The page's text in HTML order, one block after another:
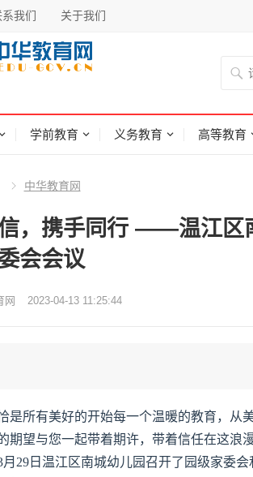
我们 关于我们
学前教育 义务教育 高等教育
中华教育网
，携手同行 ——温江区
会会议
网 2023-04-13 11:25:44
是所有美好的开始每一个温暖的教育，从
期望与您一起带着期许，带着信任在这
月29日温江区南城幼儿园召开了园级家委